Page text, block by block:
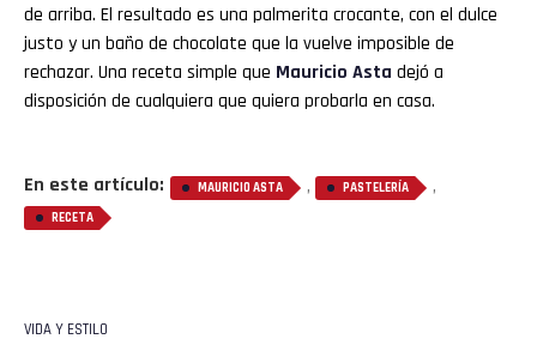
de arriba. El resultado es una palmerita crocante, con el dulce
justo y un baño de chocolate que la vuelve imposible de
rechazar. Una receta simple que Mauricio Asta dejó a
disposición de cualquiera que quiera probarla en casa.
En este artículo: MAURICIO ASTA , PASTELERÍA ,
RECETA
VIDA Y ESTILO